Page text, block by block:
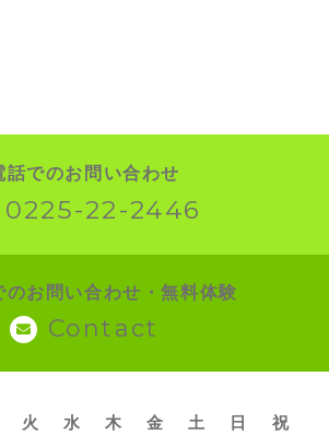
話でのお問い合わせ
0225-22-2446
のお問い合わせ・無料体験
Contact
火 水 木 金 土 日 祝